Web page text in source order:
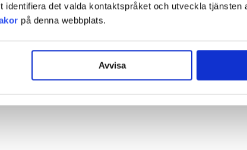
identifiera det valda kontaktspråket och utveckla tjänsten
på denna webbplats.
Avvisa